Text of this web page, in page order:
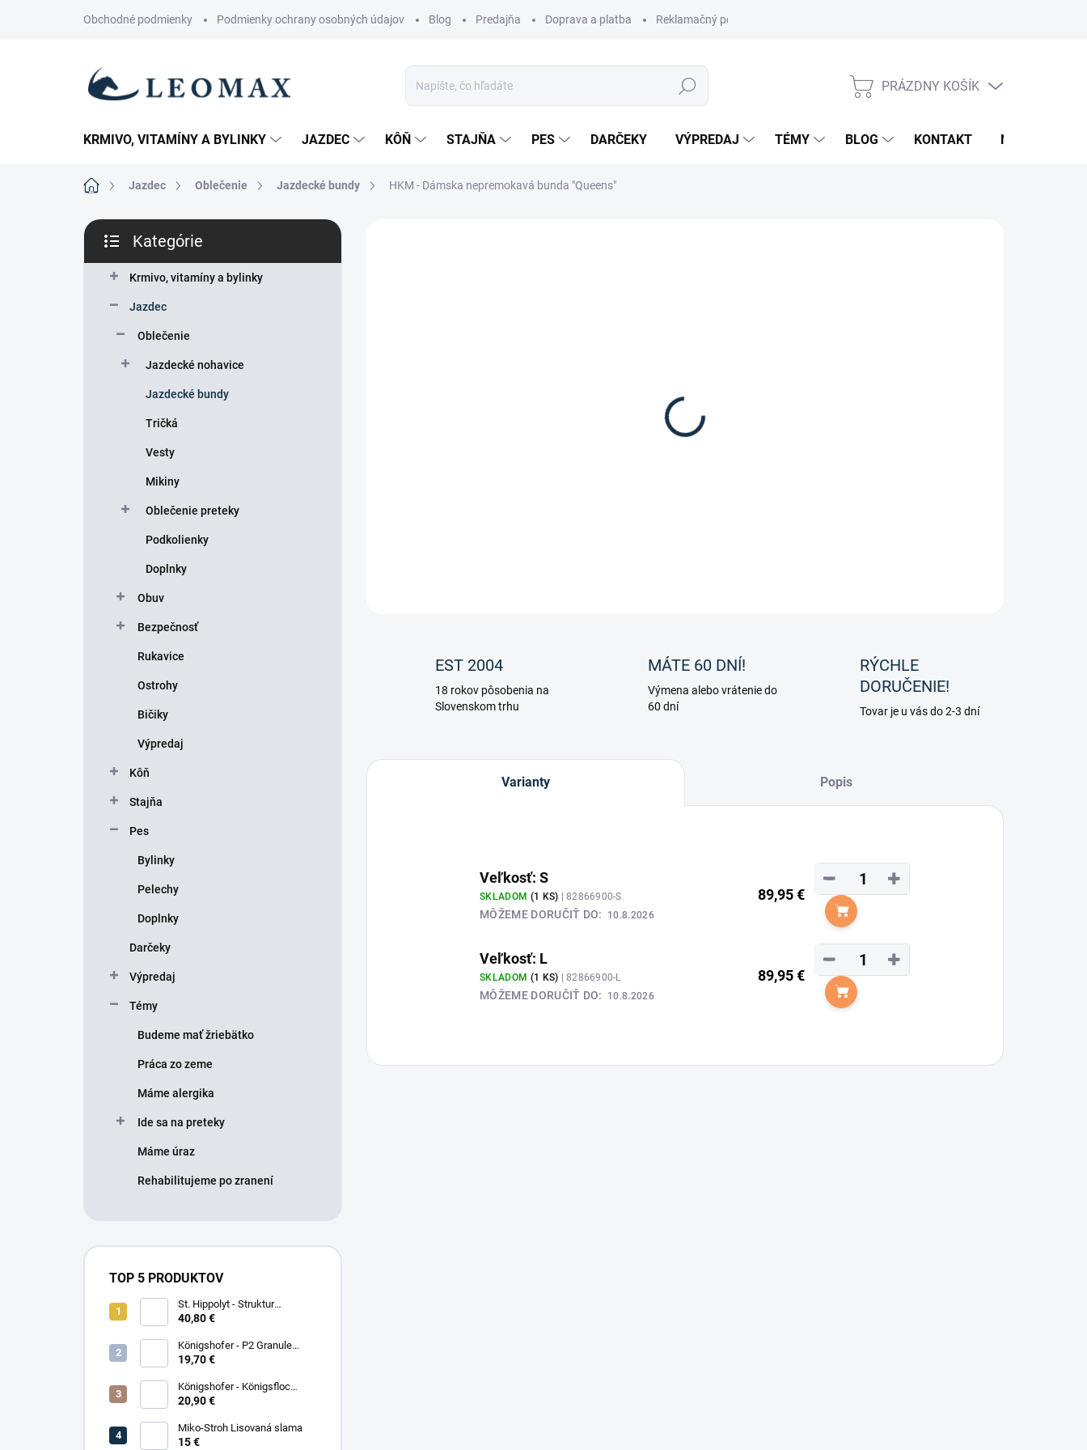
Obchodné podmienky Podmienky ochrany osobných údajov Blog Predajňa Doprava a platba Reklamačný poriadok
Hľadať
NÁKUPNÝ
PRÁZDNY KOŠÍK
KRMIVO, VITAMÍNY A BYLINKY JAZDEC KÔŇ STAJŇA PES DARČEKY VÝPREDAJ TÉMY BLOG KONTAKT NOVINKY
DomovJazdec Oblečenie Jazdecké bundy HKM - Dámska nepremokavá bunda "Queens"
B
č
kategórie
Kategórie
Krmivo, vitamíny a bylinky
Jazdec
Oblečenie
Jazdecké nohavice
Jazdecké bundy
Tričká
Vesty
Mikiny
Oblečenie preteky
Podkolienky
Doplnky
Obuv
Bezpečnosť
Rukavice
Ostrohy
Bičiky
Výpredaj
Kôň
Stajňa
Pes
Bylinky
Pelechy
Doplnky
Darčeky
Výpredaj
Témy
Budeme mať žriebätko
Práca zo zeme
Máme alergika
Ide sa na preteky
Máme úraz
Rehabilitujeme po zranení
TOP 5 PRODUKTOV
St. Hippolyt - Struktur
Energetikum
40,80 €
Königshofer - P2 Granule
Freizeit
19,70 €
Königshofer - Königsfloc
základne musli
20,90 €
Miko-Stroh Lisovaná slama
15 €
DETAILNÉ INFORMÁCIE
EST 2004
18 rokov pôsobenia na
Slovenskom trhu
MÁTE 60 DNÍ!
Výmena alebo vrátenie do
60 dní
RÝCHLE
DORUČENIE!
Tovar je u vás do 2-3 dní
Varianty Popis
Veľkosť: S
SKLADOM (1 KS) | 82866900-S
MÔŽEME DORUČIŤ DO: 10.8.2026
89,95 €
+
−
Do košíka
Veľkosť: L
SKLADOM (1 KS) | 82866900-L
MÔŽEME DORUČIŤ DO: 10.8.2026
89,95 €
+
−
Do košíka